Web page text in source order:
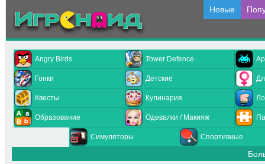
Новые
Angry Birds Tower Defence
Гонки Детские
Квесты Кулинария
Образование Одевалки / Макияж
Симуляторы Спортивные